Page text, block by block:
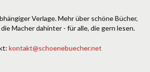
Verlage. Mehr über schöne Bücher,
Macher dahinter - für alle, die gern lesen.
kontakt@schoenebuecher.net